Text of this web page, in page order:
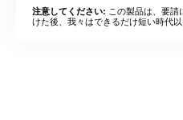
注意してください: この製品は、要
けた後、我々はできるだけ短い時代